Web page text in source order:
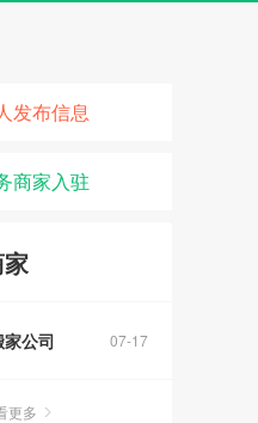
发布信息
商家入驻
07-17
公司
更多